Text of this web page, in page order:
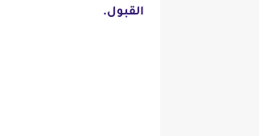
القبول.